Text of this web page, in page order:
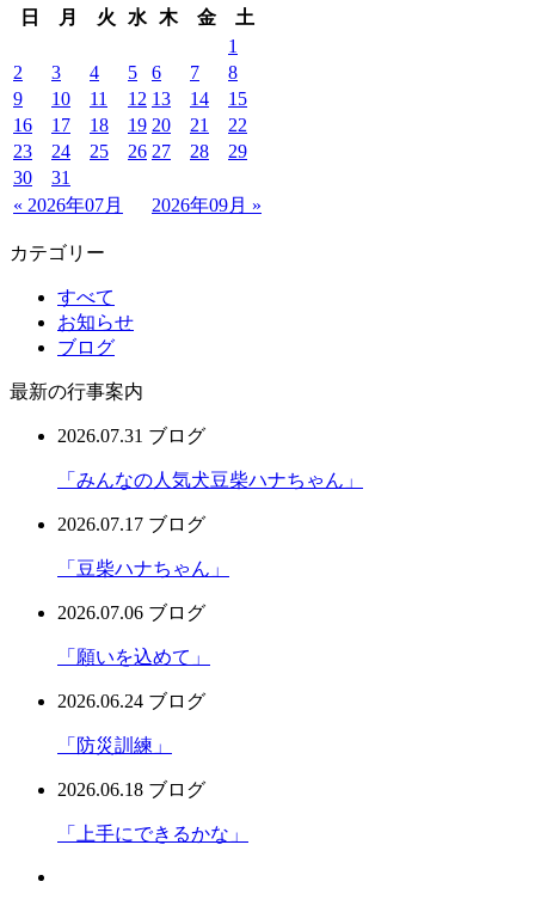
日
月 火 水 木 金 土
« 2026年07月 2026年09月 »
1
2
3 4 5 6 7
8
9
10 11 12 13 14
15
16
17 18 19 20 21
22
23
24 25 26 27 28
29
30
31
カテゴリー
すべて
お知らせ
ブログ
最新の行事案内
2026.07.31 ブログ
「みんなの人気犬豆柴ハナちゃん」
2026.07.17 ブログ
「豆柴ハナちゃん」
2026.07.06 ブログ
「願いを込めて」
2026.06.24 ブログ
「防災訓練」
2026.06.18 ブログ
「上手にできるかな」